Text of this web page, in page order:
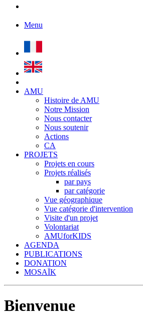
Menu
AMU
Histoire de AMU
Notre Mission
Nous contacter
Nous soutenir
Actions
CA
PROJETS
Projets en cours
Projets réalisés
par pays
par catégorie
Vue géographique
Vue catégorie d'intervention
Visite d'un projet
Volontariat
AMUforKIDS
AGENDA
PUBLICATIONS
DONATION
MOSAÏK
Bienvenue